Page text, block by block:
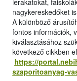
lerakatokat,
nagykereskedőket
A különböző
fontos információk,
kiválasztásához
következő cikkben
https://
szaporitoanyag-